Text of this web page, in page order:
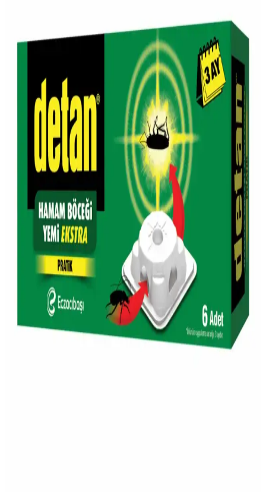
Gara Guzu Bira'nın Migros'taki Satış Durumu ve
Piyasa Konumu Hakkında Bilgiler
Gara Guzu Bira, Migros'ta bulunabilen uygun fiyatlı yerel bir
alkollü içecek seçeneğidir. Ürün hakkında detaylı teknik bilgiler
sınırlı olsa da, erişilebilirliği ve yerel üretim özelliğiyle tüketicilere
çeşitli tercih imkanları sağlar.
Simli Şarap ve Migros'ta Bulunabilirliği Hakkında
Güncel Bilgiler
Simli şarap, görsel ve tat açısından dikkat çekici özel bir içecektir.
Migros'ta bulunma durumu mağazaya göre değişebilir, stok ve
bölgeye bağlıdır. Detaylar ve ipuçları için okuyun.
Migros'un Türkiye'deki Yeri ve Güncel Market
Alışkanlıklarındaki Rolü
Migros, Türkiye'nin köklü market zinciri olarak geniş ürün yelpazesi
ve dijital platformlarıyla günümüz alışkanlıklarına uyum sağlıyor.
Migros'ta Protein Yoğurdu: Sağlıklı ve Besleyici
Alternatifler ile Dengeli Beslenme
Migros'un protein yoğurdu ürünleri, yüksek protein içeriği ve çeşitli
tatlarıyla sağlıklı yaşam ve sporcular için ideal, pratik ve besleyici bir
alternatif sunar.